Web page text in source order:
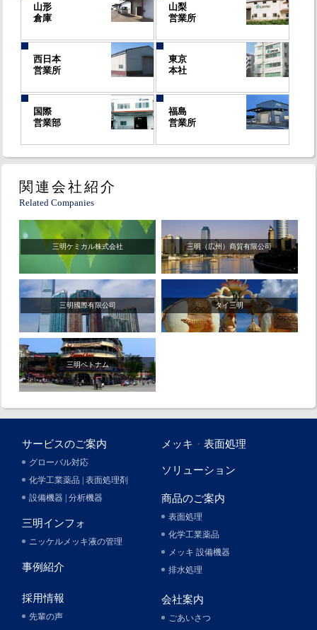
山形
倉庫
山梨
営業所
西日本
営業所
東京
本社
国際
営業部
福島
営業所
関連会社紹介
Related Companies
三明ケミカル株式会社 三明（広州）商貿有限公司
三明國際有限公司 タイ三明
三明ベトナム
メッキ ・表面処理
サービスのご案内
グローバル対応
化学工業薬品 | 表面処理剤
設備機器 | 分析機器
ソリューション
商品のご案内
表面処理
化学工業薬品
メッキ 設備機器
排水処理
三明インフォ
ニッケルメッキ液の管理
事例紹介
採用情報
先輩の声
会社案内
ごあいさつ